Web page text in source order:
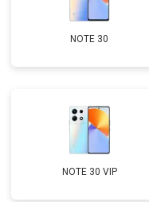
NOTE 30
NOTE 30 VIP